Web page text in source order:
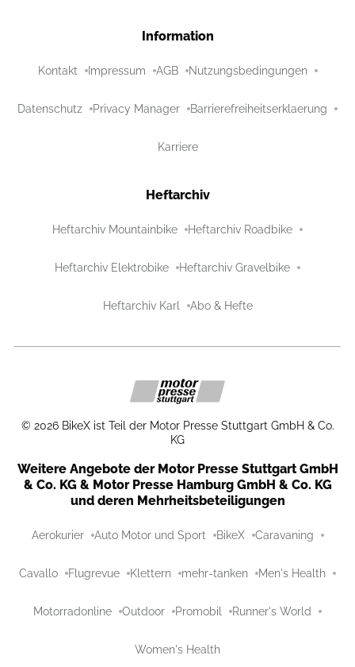
Information
Kontakt Impressum AGB Nutzungsbedingungen
Datenschutz Privacy Manager Barrierefreiheitserklaerung
Karriere
Heftarchiv
Heftarchiv Mountainbike Heftarchiv Roadbike
Heftarchiv Elektrobike Heftarchiv Gravelbike
Heftarchiv Karl Abo & Hefte
© 2026 BikeX ist Teil der Motor Presse Stuttgart GmbH & Co.
KG
Weitere Angebote der Motor Presse Stuttgart GmbH
& Co. KG & Motor Presse Hamburg GmbH & Co. KG
und deren Mehrheitsbeteiligungen
Aerokurier Auto Motor und Sport BikeX Caravaning
Cavallo Flugrevue Klettern mehr-tanken Men's Health
Motorradonline Outdoor Promobil Runner's World
Women's Health